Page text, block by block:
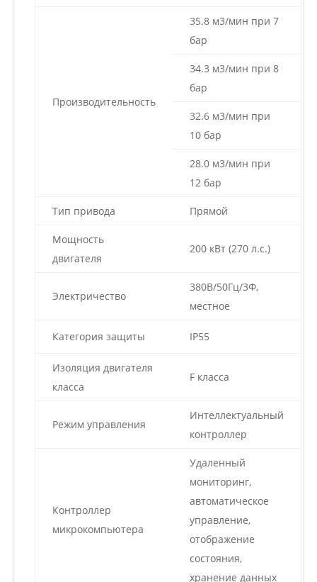
Производительность
35.8 м3/мин при 7
бар
34.3 м3/мин при 8
бар
32.6 м3/мин при
10 бар
28.0 м3/мин при
12 бар
Тип привода Прямой
Мощность
двигателя
200 кВт (270 л.с.)
Электричество
380В/50Гц/3Ф,
местное
Категория защиты IP55
Изоляция двигателя
класса
F класса
Режим управления
Интеллектуальный
контроллер
Контроллер
микрокомпьютера
Удаленный
мониторинг,
автоматическое
управление,
отображение
состояния,
хранение данных